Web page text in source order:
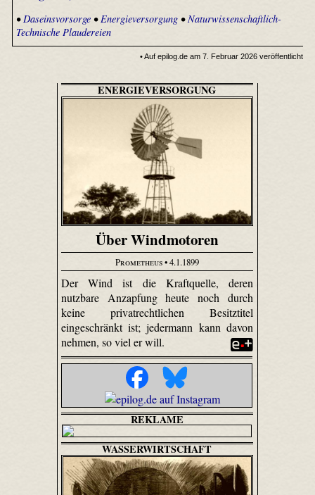
•Daseinsvorsorge•Energieversorgung•Naturwissenschaftlich-
Technische Plaudereien
• Auf epilog.de am 7. Februar 2026 veröffentlicht
ENERGIEVERSORGUNG
Über Windmotoren
Prometheus• 4.1.1899
Der Wind ist die Kraftquelle, deren
nutzbare Anzapfung heute noch durch
keine privatrechtlichen Besitztitel
eingeschränkt ist; jedermann kann davon
nehmen, so viel er will.
REKLAME
WASSERWIRTSCHAFT